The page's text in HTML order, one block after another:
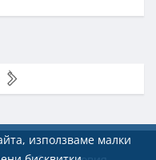
използваме малки